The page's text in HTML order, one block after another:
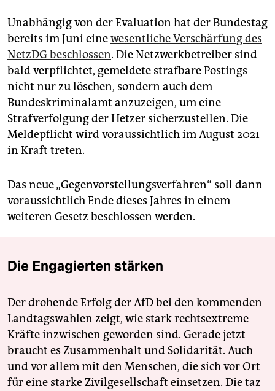
Unabhängig von der Evaluation hat der Bundestag
bereits im Juni einewesentliche Verschärfung des
NetzDG beschlossen. Die Netzwerkbetreiber sind
bald verpflichtet, gemeldete strafbare Postings
nicht nur zu löschen, sondern auch dem
Bundeskriminalamt anzuzeigen, um eine
Strafverfolgung der Hetzer sicherzustellen. Die
Meldepflicht wird voraussichtlich im August 2021
in Kraft treten.
Das neue „Gegenvorstellungsverfahren“ soll dann
voraussichtlich Ende dieses Jahres in einem
weiteren Gesetz beschlossen werden.
Die Engagierten stärken
Der drohende Erfolg der AfD bei den kommenden
Landtagswahlen zeigt, wie stark rechtsextreme
Kräfte inzwischen geworden sind. Gerade jetzt
braucht es Zusammenhalt und Solidarität. Auch
und vor allem mit den Menschen, die sich vor Ort
für eine starke Zivilgesellschaft einsetzen. Die taz